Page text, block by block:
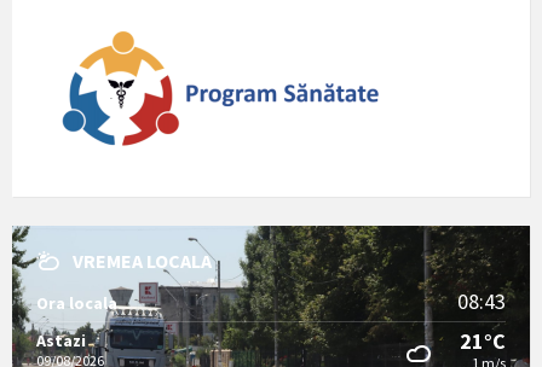
VREMEA LOCALA
Ora locala 08:43
Astazi
09/08/2026
21°C
1 m/s